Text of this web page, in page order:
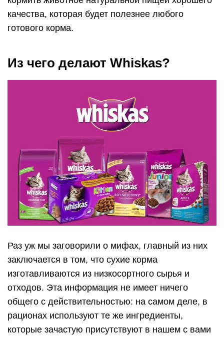
качества, которая будет полезнее любого
готового корма.
Из чего делают Whiskas?
Раз уж мы заговорили о мифах, главный из них
заключается в том, что сухие корма
изготавливаются из низкосортного сырья и
отходов. Эта информация не имеет ничего
общего с действительностью: на самом деле, в
рационах используют те же ингредиенты,
которые зачастую присутствуют в нашем с вами